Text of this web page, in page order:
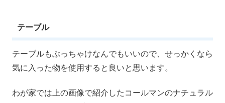
テーブル
テーブルもぶっちゃけなんでもいいので、せっかくなら
気に入った物を使用すると良いと思います。
わが家では上の画像で紹介したコールマンのナチュラル